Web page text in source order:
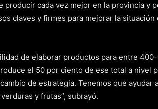
producir cada vez mejor en la provincia y
claves y firmes para mejorar la situación
de elaborar productos para entre
el 50 por ciento de ese total a nivel
de estrategia. Tenemos que ayudar
y frutas”, subrayó.